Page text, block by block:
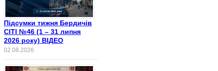
Підсумки тижня Бердичів
СІТІ №46 (1 – 31 липня
2026 року) ВІДЕО
02.08.2026